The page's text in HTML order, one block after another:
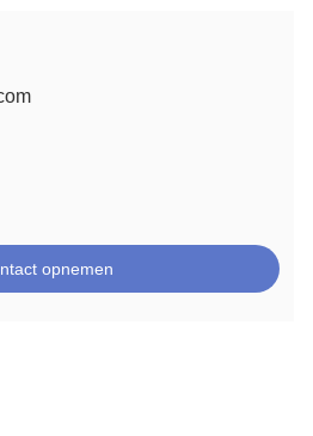
opnemen